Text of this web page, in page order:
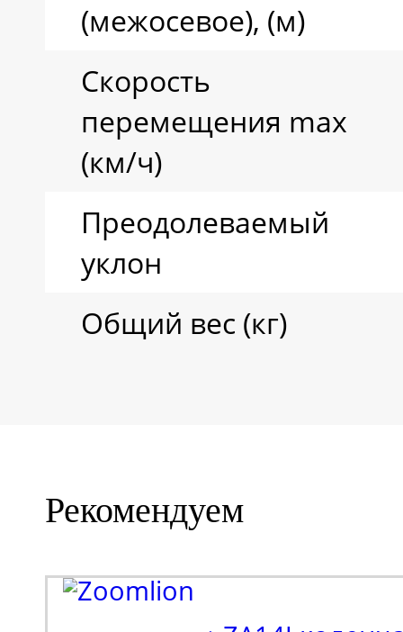
(межосевое), (м)
Скорость
перемещения max
(км/ч)
Преодолеваемый
уклон
Общий вес (кг)
Рекомендуем